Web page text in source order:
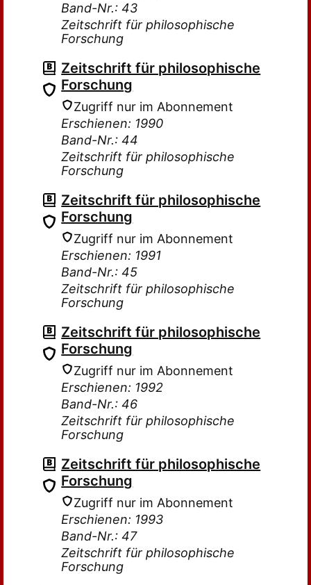
Band-Nr.: 43
Zeitschrift für philosophische
Forschung
Zeitschrift für philosophische
Forschung
Zugriff nur im Abonnement
Erschienen: 1990
Band-Nr.: 44
Zeitschrift für philosophische
Forschung
Zeitschrift für philosophische
Forschung
Zugriff nur im Abonnement
Erschienen: 1991
Band-Nr.: 45
Zeitschrift für philosophische
Forschung
Zeitschrift für philosophische
Forschung
Zugriff nur im Abonnement
Erschienen: 1992
Band-Nr.: 46
Zeitschrift für philosophische
Forschung
Zeitschrift für philosophische
Forschung
Zugriff nur im Abonnement
Erschienen: 1993
Band-Nr.: 47
Zeitschrift für philosophische
Forschung